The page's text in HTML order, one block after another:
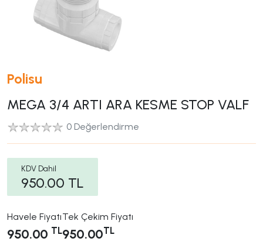
Polisu
MEGA 3/4 ARTI ARA KESME STOP VALF
0 Değerlendirme
KDV Dahil
950.00 TL
Havele Fiyatı
950.00 TL
Tek Çekim Fiyatı
950.00TL